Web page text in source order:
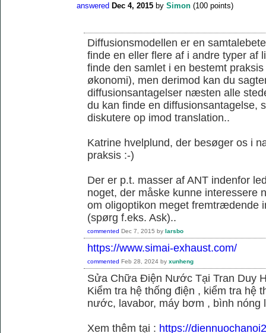
answered Dec 4, 2015 by Simon (100 points)
Diffusionsmodellen er en
finde en eller flere af i andre typer af
finde den samlet i en bestemt
økonomi), men derimod kan du
diffusionsantagelser næsten alle
du kan finde en diffusionsantagelse,
diskutere op imod translation..
Katrine hvelplund, der besøger os i
praksis :-)
Der er p.t. masser af ANT indenfor
noget, der måske kunne interessere
om oligoptikon meget fremtrædende
(spørg f.eks. Ask)..
commented Dec 7, 2015 by larsbo
https://www.simai-exhaust.com/
commented Feb 28, 2024 by xunheng
Sửa Chữa Điện Nước Tại Tran Duy
Kiểm tra hệ thống điện , kiểm tra hệ
nước, lavabor, máy bơm , bình nóng
Xem thêm tại : https://